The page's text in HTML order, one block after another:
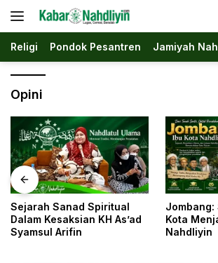
Religi Pondok Pesantren Jamiyah
Opini
Jombang: Saat Sebuah
Kota Menjadi Ibu Kota
Nahdliyin
Di
Harjo